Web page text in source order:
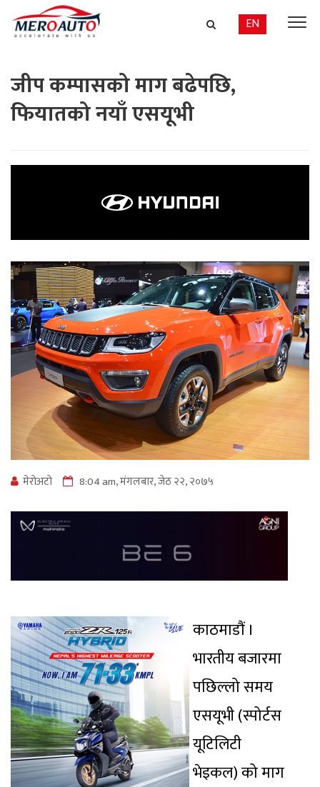
EN
जीप कम्पासको माग बढेपछि,
फियातको नयाँ एसयूभी
मेराेअटाे 8:04 am, मंगलबार, जेठ २२, २०७५
काठमाडौं ।
भारतीय बजारमा
पछिल्लो समय
एसयूभी (स्पोर्टस
यूटिलिटी
भेइकल) को माग